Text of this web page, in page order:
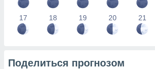
17 18 19 20 21
Поделиться прогнозом